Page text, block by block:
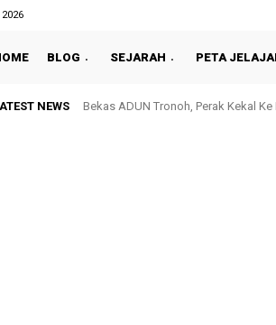
BLOG SEJARAH PETA
NEWS Bekas ADUN Tronoh, Perak Kekal